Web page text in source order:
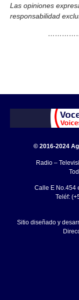
Las opiniones
responsabilidad
© 2016-2024
Radio –
Calle E No.454
Teléf:
Sitio diseñado y